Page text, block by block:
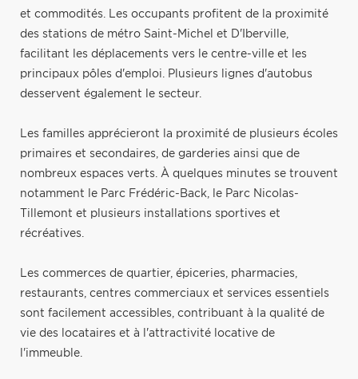
et commodités. Les occupants profitent de la proximité
des stations de métro Saint-Michel et D'Iberville,
facilitant les déplacements vers le centre-ville et les
principaux pôles d'emploi. Plusieurs lignes d'autobus
desservent également le secteur.
Les familles apprécieront la proximité de plusieurs écoles
primaires et secondaires, de garderies ainsi que de
nombreux espaces verts. À quelques minutes se trouvent
notamment le Parc Frédéric-Back, le Parc Nicolas-
Tillemont et plusieurs installations sportives et
récréatives.
Les commerces de quartier, épiceries, pharmacies,
restaurants, centres commerciaux et services essentiels
sont facilement accessibles, contribuant à la qualité de
vie des locataires et à l'attractivité locative de
l'immeuble.